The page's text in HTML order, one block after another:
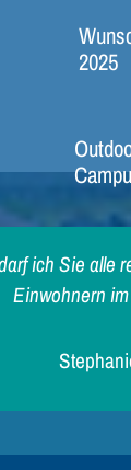
2025
Krippe
50
ich Sie alle
Einwohnern